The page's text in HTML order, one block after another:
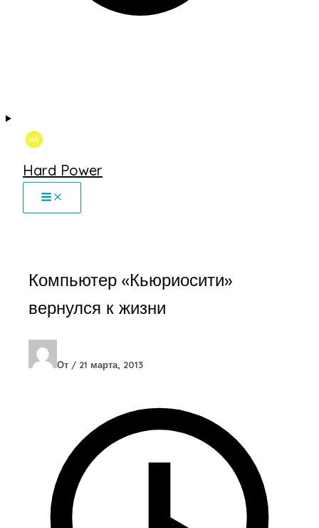
Hard Power
Компьютер «Кьюриосити»
вернулся к жизни
От / 21 марта, 2013